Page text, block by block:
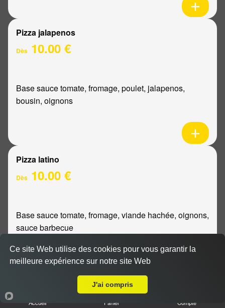
Pizza jalapenos
Dès 10.00 €
Base sauce tomate, fromage, poulet, jalapenos,
bousin, oignons
Pizza latino
Dès 10.00 €
Base sauce tomate, fromage, viande hachée, oignons,
sauce barbecue
10.00 €
Accueil Panier Compte
Ce site Web utilise des cookies pour vous garantir la
meilleure expérience sur notre site Web
J'ai compris